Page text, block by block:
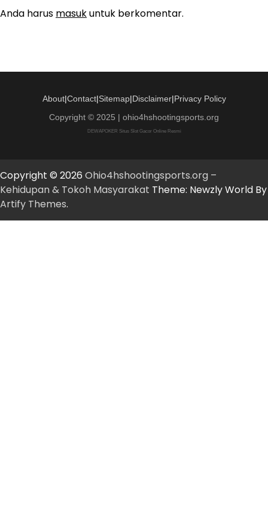
Anda harus masukuntuk berkomentar.
About|Contact|Sitemap|Disclaimer|Privacy Policy
Copyright © 2025 | ohio4hshootingsports.org
DEWAPOKER Situs Slot Gacor Online Resmi
Copyright © 2026 Ohio4hshootingsports.org –
Kehidupan & Tokoh Masyarakat Theme: Newzly World By
Artify Themes.